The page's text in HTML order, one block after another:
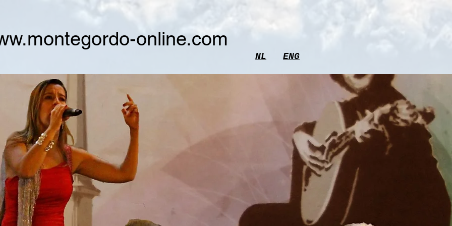
online.com
NL ENG